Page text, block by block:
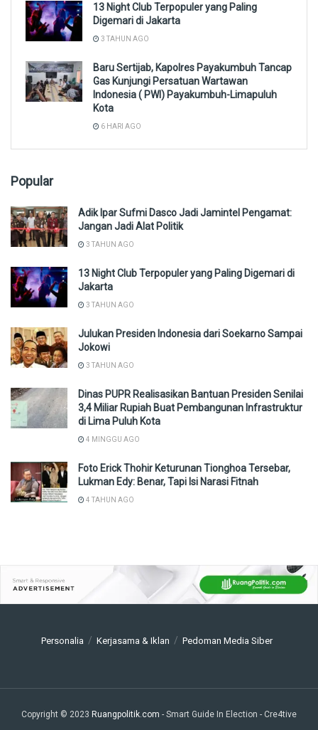
13 Night Club Terpopuler yang Paling
Digemari di Jakarta
3 TAHUN AGO
Baru Sertijab, Kapolres Payakumbuh Tancap
Gas Kunjungi Persatuan Wartawan
Indonesia ( PWI) Payakumbuh-Limapuluh
Kota
6 HARI AGO
Popular
Adik Ipar Sufmi Dasco Jadi Jamintel Pengamat:
Jangan Jadi Alat Politik
3 TAHUN AGO
13 Night Club Terpopuler yang Paling Digemari di
Jakarta
3 TAHUN AGO
Julukan Presiden Indonesia dari Soekarno Sampai
Jokowi
3 TAHUN AGO
Dinas PUPR Realisasikan Bantuan Presiden Senilai
3,4 Miliar Rupiah Buat Pembangunan Infrastruktur
di Lima Puluh Kota
4 MINGGU AGO
Foto Erick Thohir Keturunan Tionghoa Tersebar,
Lukman Edy: Benar, Tapi Isi Narasi Fitnah
4 TAHUN AGO
Personalia Kerjasama & Iklan Pedoman Media Siber
Copyright © 2023 Ruangpolitik.com - Smart Guide In Election - Cre4tive